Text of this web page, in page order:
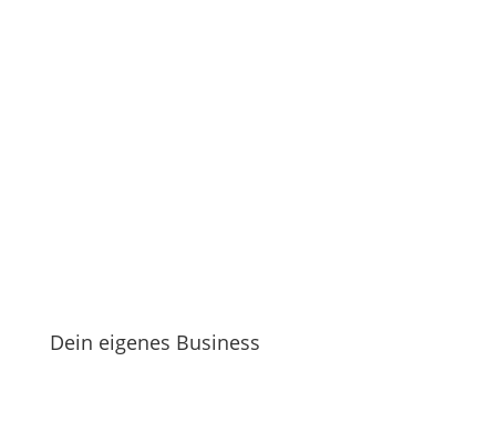
Dein eigenes Business